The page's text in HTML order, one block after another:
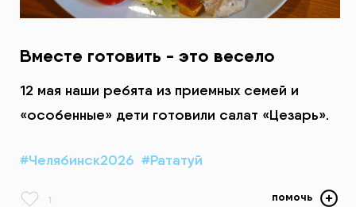
Вместе готовить - это весело
12 мая наши ребята из приемных семей и
«особенные» дети готовили салат «Цезарь».
#Челябинск2026 #Рататуй
1 помочь